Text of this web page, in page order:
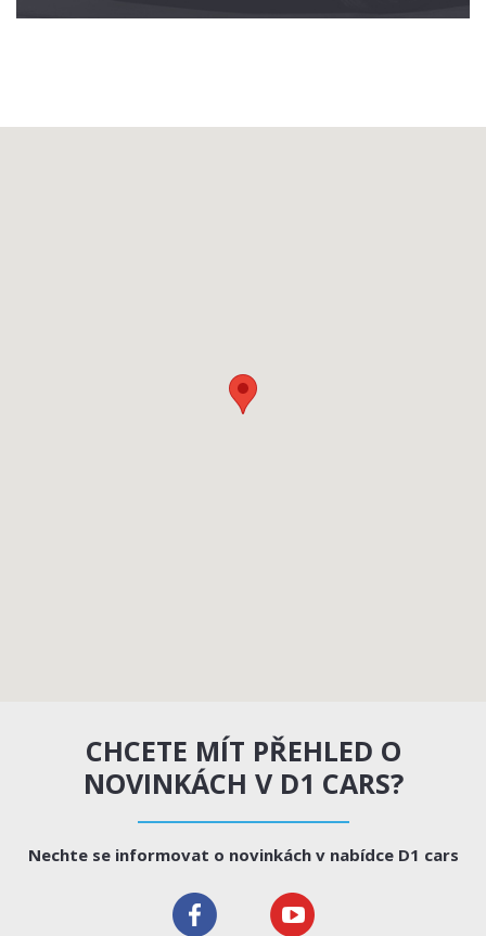
CHCETE MÍT PŘEHLED O
NOVINKÁCH V D1 CARS?
Nechte se informovat o novinkách v nabídce D1 cars